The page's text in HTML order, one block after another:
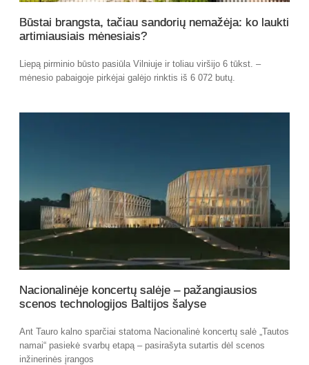
Būstai brangsta, tačiau sandorių nemažėja: ko laukti
artimiausiais mėnesiais?
Liepą pirminio būsto pasiūla Vilniuje ir toliau viršijo 6 tūkst. –
mėnesio pabaigoje pirkėjai galėjo rinktis iš 6 072 butų.
Nacionalinėje koncertų salėje – pažangiausios
scenos technologijos Baltijos šalyse
Ant Tauro kalno sparčiai statoma Nacionalinė koncertų salė „Tautos
namai“ pasiekė svarbų etapą – pasirašyta sutartis dėl scenos
inžinerinės įrangos